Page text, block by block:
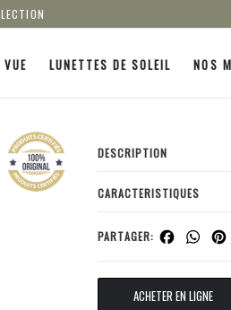
LUNETTES DE SOLEIL NOS
DESCRIPTION
CARACTERISTIQUES
PARTAGER:
ACHETER EN LIGNE